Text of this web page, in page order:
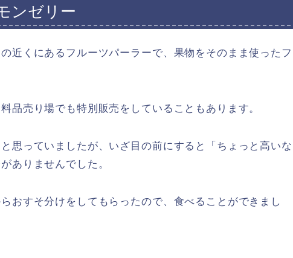
ンゼリー
近くにあるフルーツパーラーで、果物をそのまま使ったフ
品売り場でも特別販売をしていることもあります。
思っていましたが、いざ目の前にすると「ちょっと高いな
ありませんでした。
おすそ分けをしてもらったので、食べることができまし